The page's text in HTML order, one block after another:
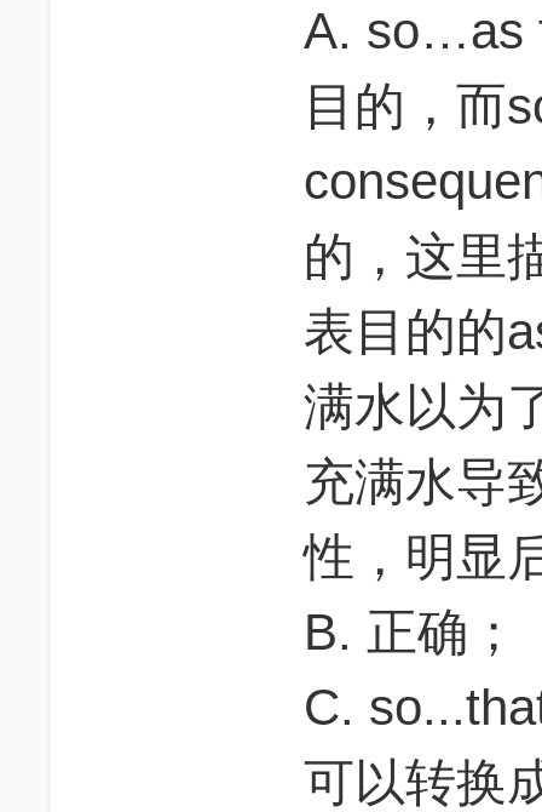
A. so…as
目的，而
的，这里
表目的的
满水以为
充满水导
性，明显
B. 正确；
C.
可以转换